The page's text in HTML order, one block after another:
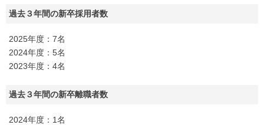
過去３年間の新卒採用者数
2025年度：7名
2024年度：5名
2023年度：4名
過去３年間の新卒離職者数
2024年度：1名